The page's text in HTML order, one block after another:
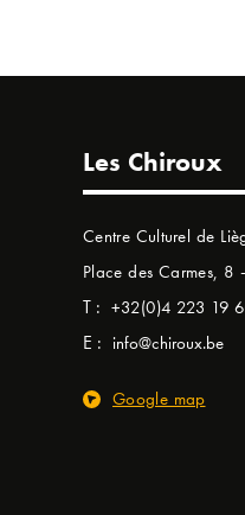
Les Chiroux
Centre Culturel de
Place des Carmes, 8
T : +32(0)4 223 19
E : info@chiroux.be
Google map